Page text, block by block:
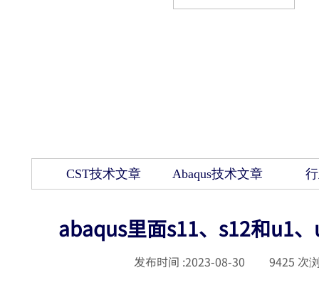
CST技术文章 Abaqus技术文章
abaqus里面s11、s12和u1
发布时间 :2023-08-30 9425 次